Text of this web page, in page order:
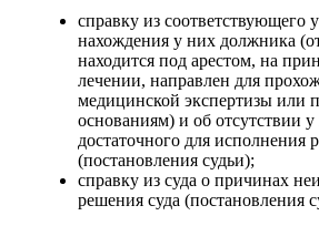
справку из соответствующего
нахождения у них должника
находится под арестом, на
лечении, направлен для
медицинской экспертизы или
основаниям) и об отсутствии у
достаточного для исполнения
(постановления судьи);
справку из суда о причинах
решения суда (постановления